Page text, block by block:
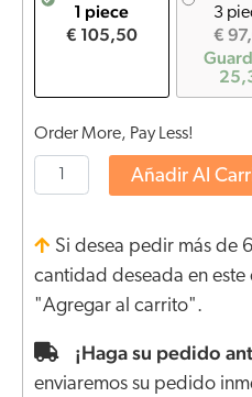
1 piece
€ 105,50
3
€
Order More, Pay Less!
Añadir Al
Si desea pedir más de
cantidad deseada en
"Agregar al carrito".
¡Haga su pedido
enviaremos su pedido